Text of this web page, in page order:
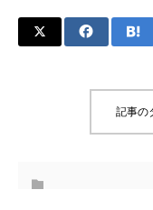
記事の